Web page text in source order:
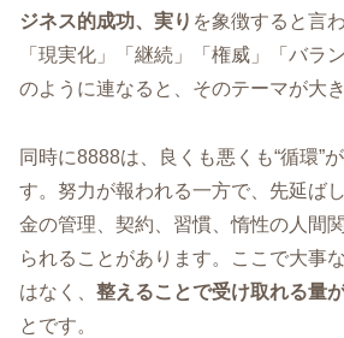
ジネス的成功、実り を象徴すると言
「現実化」「継続」「権威」「バラ
のように連なると、そのテーマが大
同時に8888は、良くも悪くも“循環”
す。努力が報われる一方で、先延ば
金の管理、契約、習慣、惰性の人間
られることがあります。ここで大事
はなく、 整えることで受け取れる量
とです。